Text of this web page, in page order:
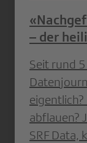
– der
Seit rund
abflauen?
SRF Data,